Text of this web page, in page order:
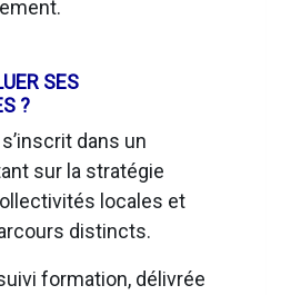
SES
?
dans un
sur la stratégie
locales et
distincts.
formation, délivrée